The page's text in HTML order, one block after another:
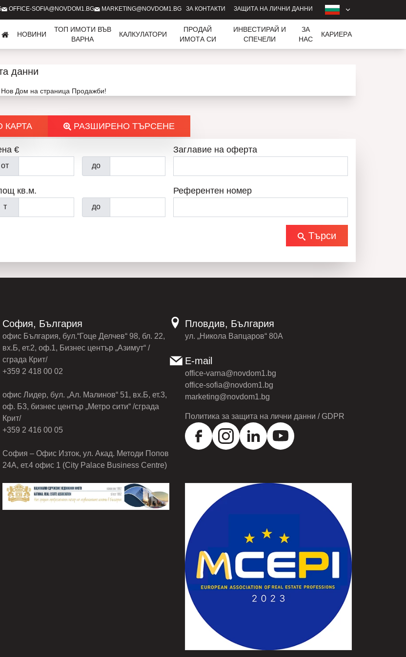
OFFICE-SOFIA@NOVDOM1.BG MARKETING@NOVDOM1.BG ЗА КОНТАКТИ ЗАЩИТА НА ЛИЧНИ ДАННИ
НОВИНИ
ТОП ИМОТИ ВЪВ
ВАРНА
КАЛКУЛАТОРИ
ПРОДАЙ
ИМОТА СИ
ИНВЕСТИРАЙ И
СПЕЧЕЛИ
ЗА
НАС
КАРИЕРA
данни
Дом на страница Продажби!
КАРТА РАЗШИРЕНО ТЪРСЕНЕ
€
от до
кв.м.
т до
Заглавие на оферта
Референтен номер
Търси
София, България
офис България, бул.“Гоце Делчев“ 98, бл. 22,
вх.Б, ет.2, оф.1, Бизнес център „Азимут“ /
сграда Крит/
+359 2 418 00 02
офис Лидер, бул. „Ал. Малинов“ 51, вх.Б, ет.3,
оф. Б3, бизнес център „Метро сити“ /сграда
Крит/
+359 2 416 00 05
София – Офис Изток, ул. Акад. Методи Попов
24А, ет.4 офис 1 (City Palace Business Centre)
Пловдив, България
ул. „Никола Вапцаров“ 80А
E-mail
office-varna@novdom1.bg
office-sofia@novdom1.bg
marketing@novdom1.bg
Политика за защита на лични данни / GDPR